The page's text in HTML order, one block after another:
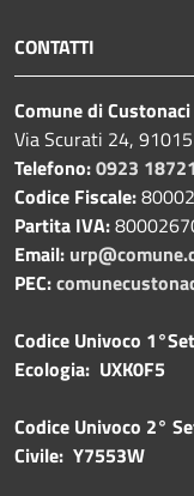
CONTATTI
Comune di Custonaci
Via Scurati 24,
Telefono:0923
Codice Fiscale:
Partita IVA:
Email:
PEC:
Codice Univoco
Ecologia: UXK0F5
Codice Univoco 2°
Civile: Y7553W